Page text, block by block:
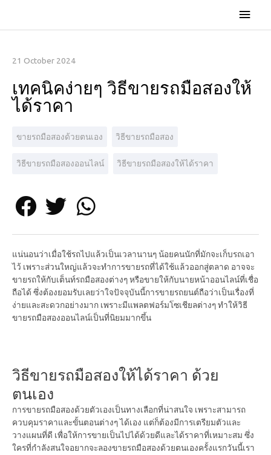
21 October 2024
เทคนิคง่ายๆ วิธีขายรถมือสองให้
ได้ราคา
ขายรถมือสองด้วยตนเอง วิธีขายรถมือสอง
วิธีขายรถมือสองออนไลน์ วิธีขายรถมือสองให้ได้ราคา
แน่นอนว่าเมื่อใช้รถไปแล้วเป็นเวลานานๆ น้อยคนนักที่มักจะเก็บรถเอา
ไว้ เพราะส่วนใหญ่แล้วจะทำการขายรถที่ได้ใช้แล้วออกสู่ตลาด อาจจะ
ขายรถให้กับเต็นท์รถมือสองต่างๆ หรือขายให้กับนายหน้าออนไลน์ที่เชื่อ
ถือได้ ซึ่งต้องยอมรับเลยว่าใจปัจจุบันนี้การขายรถยนต์ถือว่าเป็นเรื่องที่
ง่ายและสะดวกอย่างมาก เพราะมีแพลตฟอร์มโซเชียลต่างๆ ทำให้วิธี
ขายรถมือสองออนไลน์เป็นที่นิยมมากขึ้น
วิธีขายรถมือสองให้ได้ราคา ด้วย
ตนเอง
การขายรถมือสองด้วยตัวเองเป็นทางเลือกที่น่าสนใจ เพราะสามารถ
ควบคุมราคาและขั้นตอนต่างๆ ได้เอง แต่ก็ต้องมีการเตรียมตัวและ
วางแผนที่ดี เพื่อให้การขายเป็นไปได้ด้วยดีและได้ราคาที่เหมาะสม ซึ่ง
ใครที่กำลังสนใจอยากจะลองขายรถมือสองด้วยตนเองครั้งแรกวันนี้เรา